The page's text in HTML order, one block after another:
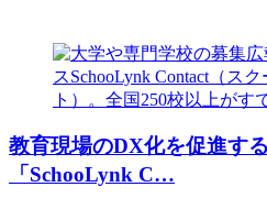
教育現場のDX化を促進す
「SchooLynk C…